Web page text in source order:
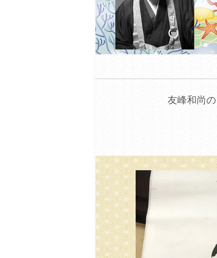
友峰和尚